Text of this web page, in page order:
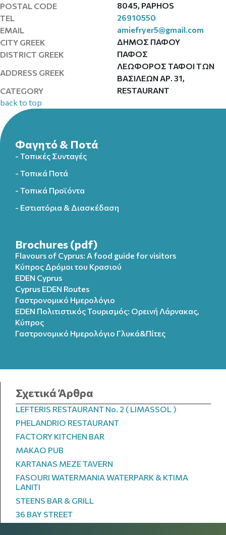
POSTAL CODE
8045, PAPHOS
TEL
26910550
EMAIL
amiefryer5@gmail.com
CITY GREEK
ΔΗΜΟΣ ΠΑΦΟΥ
DISTRICT GREEK
ΠΑΦΟΣ
ADDRESS GREEK
ΛΕΩΦΟΡΟΣ ΤΑΦΟΙ ΤΩΝ
ΒΑΣΙΛΕΩΝ ΑΡ. 31,
CATEGORY
RESTAURANT
back to top
Φαγητό & Ποτά
- Τοπικές Συνταγές
- Τοπικά Ποτά
- Τοπικά Προϊόντα
- Εστιατόρια & Διασκέδαση
Brochures (pdf)
Flavours of Cyprus: A food guide for visitors
Κύπρος Δρόμοι του Κρασιού
EDEN Cyprus
Cyprus EDEN Routes
Γαστρονομικό Ημερολόγιο
EDEN Πολιτιστικός Τουρισμός: Ορεινή Λάρνακας,
Κύπρος
Γαστρονομικό Ημερολόγιo Γλυκά&Πίτες
Σχετικά Άρθρα
LEFTERIS RESTAURANT No. 2 ( LIMASSOL )
PHELANDRIO RESTAURANT
FACTORY KITCHEN BAR
MAKAO PUB
KARTANAS MEZE TAVERN
FASOURI WATERMANIA WATERPARK & KTIMA
LANITI
STEENS BAR & GRILL
36 BAY STREET